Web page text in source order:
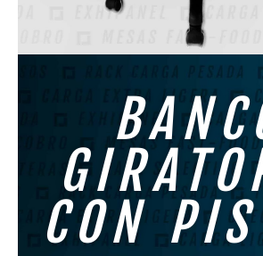
CON